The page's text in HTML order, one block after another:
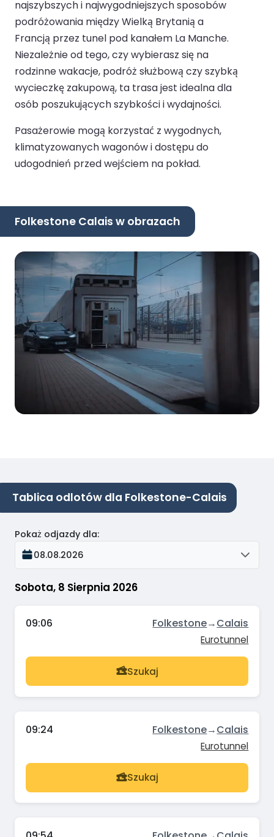
najszybszych i najwygodniejszych sposobów
podróżowania między Wielką Brytanią a
Francją przez tunel pod kanałem La Manche.
Niezależnie od tego, czy wybierasz się na
rodzinne wakacje, podróż służbową czy szybką
wycieczkę zakupową, ta trasa jest idealna dla
osób poszukujących szybkości i wydajności.
Pasażerowie mogą korzystać z wygodnych,
klimatyzowanych wagonów i dostępu do
udogodnień przed wejściem na pokład.
Folkestone Calais w obrazach
Tablica odlotów dla Folkestone-Calais
Sobota, 8 Sierpnia 2026
Pokaż odjazdy dla:
08.08.2026
09:06 Folkestone→Calais
Eurotunnel
Szukaj
09:24 Folkestone→Calais
Eurotunnel
Szukaj